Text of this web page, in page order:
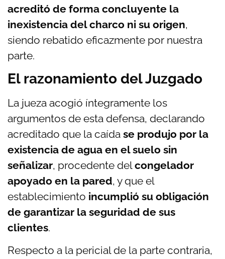
acreditó de forma concluyente la
inexistencia del charco ni su origen,
siendo rebatido eficazmente por nuestra
parte.
El razonamiento del Juzgado
La jueza acogió íntegramente los
argumentos de esta defensa, declarando
acreditado que la caída se produjo por la
existencia de agua en el suelo sin
señalizar, procedente delcongelador
apoyado en la pared, y que el
establecimiento incumplió su obligación
de garantizar la seguridad de sus
clientes.
Respecto a la pericial de la parte contraria,